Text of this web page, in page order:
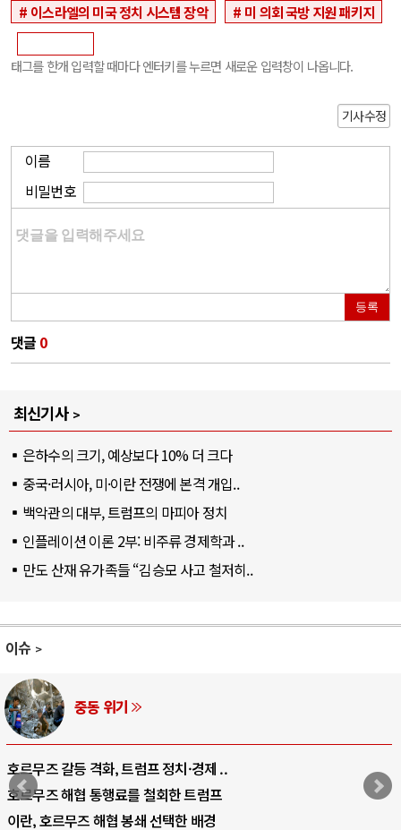
이스라엘의 미국 정치 시스템 장악 미 의회 국방 지원 패키지
태그를 한개 입력할 때마다 엔터키를 누르면 새로운 입력창이 나옵니다.
기사수정
이름
비밀번호
등록
댓글 0
최신기사
은하수의 크기, 예상보다 10% 더 크다
중국·러시아, 미·이란 전쟁에 본격 개입..
백악관의 대부, 트럼프의 마피아 정치
인플레이션 이론 2부: 비주류 경제학과 ..
만도 산재 유가족들 “김승모 사고 철저히..
이슈
AI와 인간
중국 AI, 저가 공세로 글로벌 토큰 시..
AI 국부펀드 구상 놓고 미국 진보진영 ..
AI 데이터센터 반대 투쟁은 새로운 글로..